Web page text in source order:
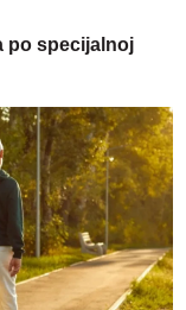
po specijalnoj